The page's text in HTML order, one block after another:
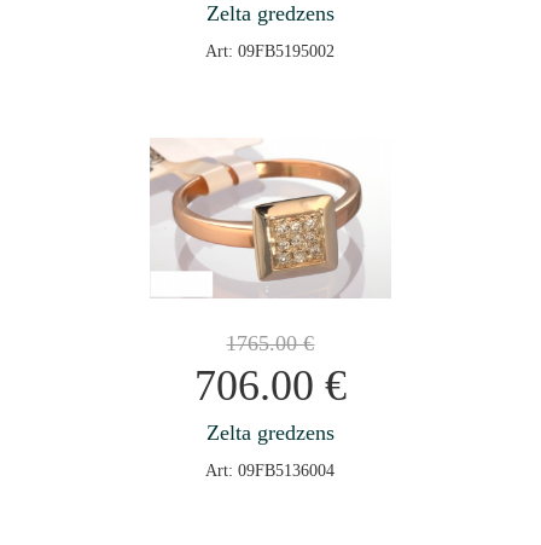
Zelta gredzens
Art: 09FB5195002
1765.00€
706.00 €
Zelta gredzens
Art: 09FB5136004